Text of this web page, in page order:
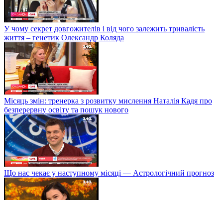
У чому секрет довгожителів і від чого залежить тривалість
життя – генетик Олександр Коляда
Місяць змін: тренерка з розвитку мислення Наталія Кадя про
безперервну освіту та пошук нового
Що нас чекає у наступному місяці — Астрологічний прогноз